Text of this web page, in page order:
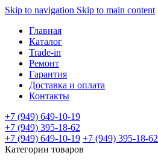
Skip to navigation Skip to main content
Главная
Каталог
Trade-in
Ремонт
Гарантия
Доставка и оплата
Контакты
+7 (949) 649-10-19
+7 (949) 395-18-62
+7 (949) 649-10-19 +7 (949) 395-18-62
Категории товаров